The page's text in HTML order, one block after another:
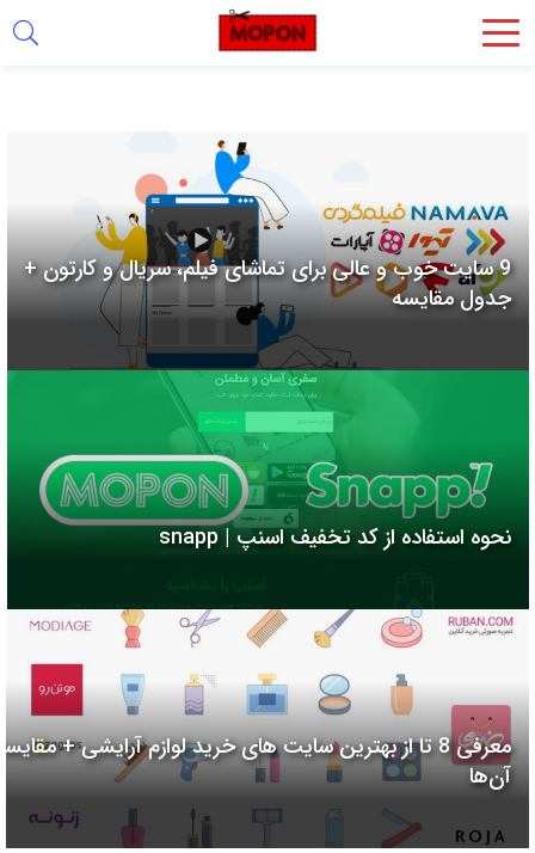
اشتراک
از
روش‌های
زیر
می‌توانید
صفحه
دوستان
خود
به
بگذارید.
لینک
9 سایت خوب و عالی برای تماشای فیلم، سریال و کارتون +
جدول مقایسه
نحوه استفاده از کد تخفیف اسنپ | snapp
معرفی 8 تا از بهترین سایت های خرید لوازم آرایشی +
آن‌ها